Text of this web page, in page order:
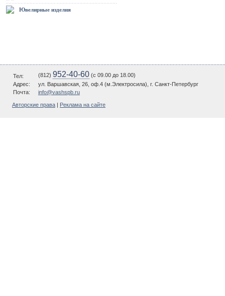
Ювелирные изделия
Тел: (812) 952-40-60 (c 09.00 до 18.00)
Адрес:
ул. Варшавская, 26, оф.4 (м.Электросила), г. Санкт-Петербург
Почта:
info@vashspb.ru
Авторские права Реклама на сайте